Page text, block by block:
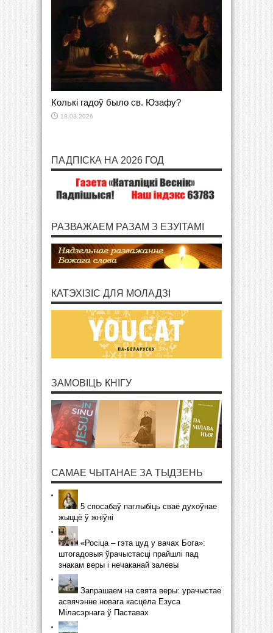
Колькі гадоў было св. Юзафу?
18.03.2026
ПАДПІСКА НА 2026 ГОД
РАЗВАЖАЕМ РАЗАМ З ЕЗУІТАМІ
КАТЭХІЗІС ДЛЯ МОЛАДЗІ
ЗАМОВІЦЬ КНІГУ
САМАЕ ЧЫТАНАЕ ЗА ТЫДЗЕНЬ
5 спосабаў паглыбіць сваё духоўнае
жыццё ў жніўні
«Росіца – гэта цуд у вачах Бога»:
штогадовыя ўрачыстасці прайшлі пад
знакам веры і нечаканай залевы
Запрашаем на свята веры: урачыстае
асвячэнне новага касцёла Езуса
Міласэрнага ў Паставах